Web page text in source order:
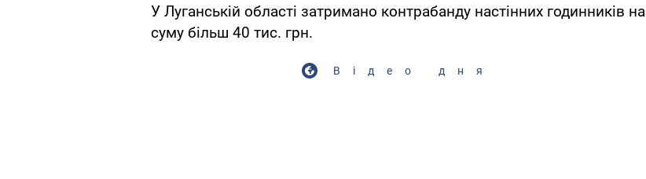
У Луганській області затримано контрабанду настінних годинників на
суму більш 40 тис. грн.
Відео дня